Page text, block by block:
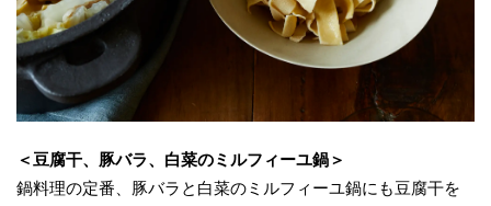
＜豆腐干、豚バラ、白菜のミルフィーユ鍋＞
鍋料理の定番、豚バラと白菜のミルフィーユ鍋にも豆腐干を